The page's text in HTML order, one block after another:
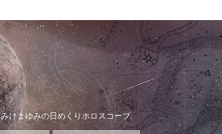
みけまゆみの日めくりホロスコープ.